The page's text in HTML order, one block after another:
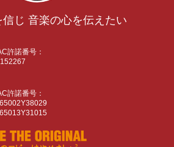
じ 音楽の心を伝えたい
許諾番号：
許諾番号：